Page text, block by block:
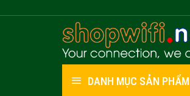
DANH MỤC SẢN PHẨM